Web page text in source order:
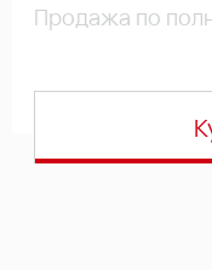
Продажа по